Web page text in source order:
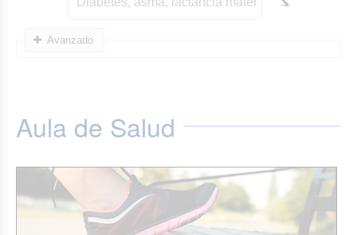
Avanzado
Aula de Salud